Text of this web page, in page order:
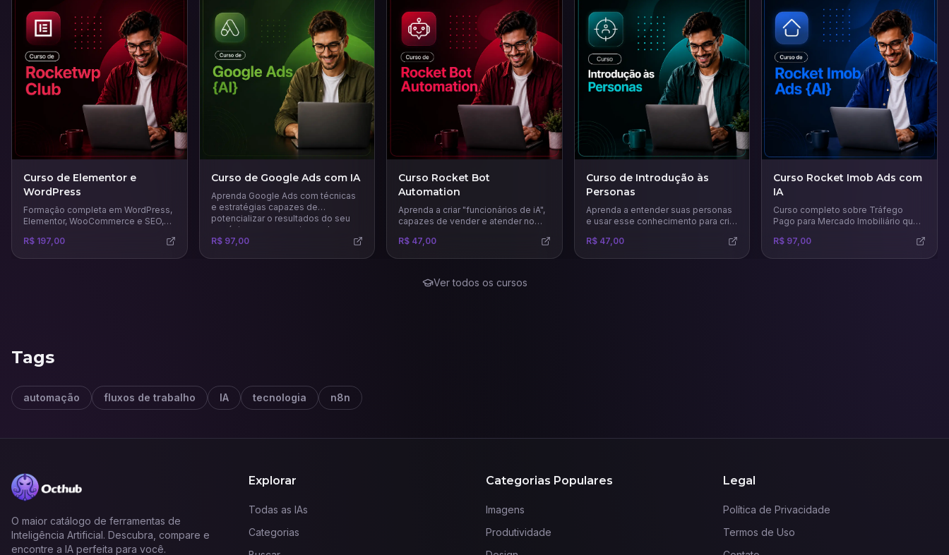
Curso de Elementor e
WordPress
Formação completa em WordPress,
Elementor, WooCommerce e SEO,
venda, landing pages, sites
R$ 197,00
Curso de Google Ads com IA
Aprenda Google Ads com técnicas
e estratégias capazes de
potencializar o resultados do seu
negócio e a gerar mais vendas.
R$ 97,00
Curso Rocket Bot
Automation
Aprenda a criar "funcionários de iA",
capazes de vender e atender no
dia com uma comunicação humana.
R$ 47,00
Curso de Introdução às
Personas
Aprenda a entender suas personas
e usar esse conhecimento para criar
precisas e eficazes.
R$ 47,00
Curso Rocket Imob Ads com
IA
Curso completo sobre Tráfego
Pago para Mercado Imobiliário que
certeiras para venda e aluguel de
R$ 97,00
Ver todos os cursos
Tags
automação fluxos de trabalho IA tecnologia n8n
O maior catálogo de ferramentas de
Inteligência Artificial. Descubra, compare e
encontre a IA perfeita para você.
Explorar
Todas as IAs
Categorias
Categorias Populares
Imagens
Produtividade
Legal
Política de Privacidade
Termos de Uso